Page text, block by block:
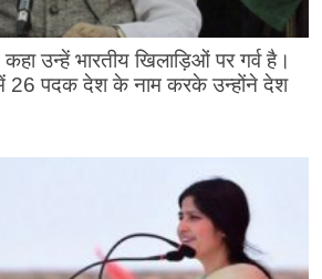
उन्हें भारतीय खिलाड़िओं पर गर्व है।
में 26 पदक देश के नाम करके उन्होंने देश